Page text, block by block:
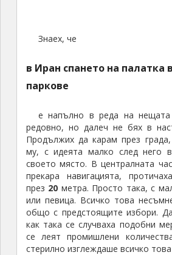
Знаех, че
в Иран спането на палатка
паркове
е напълно в реда на нещата
редовно, но далеч не бях в
Продължих да карам през
му, с идеята малко след него
своето място. В централната
прекара навигацията,
през 20 метра. Просто така, с
или певица. Всичко това
общо с предстоящите избори.
как така се случваха подобни
се леят промишлени
стерилно изглеждаше всичко